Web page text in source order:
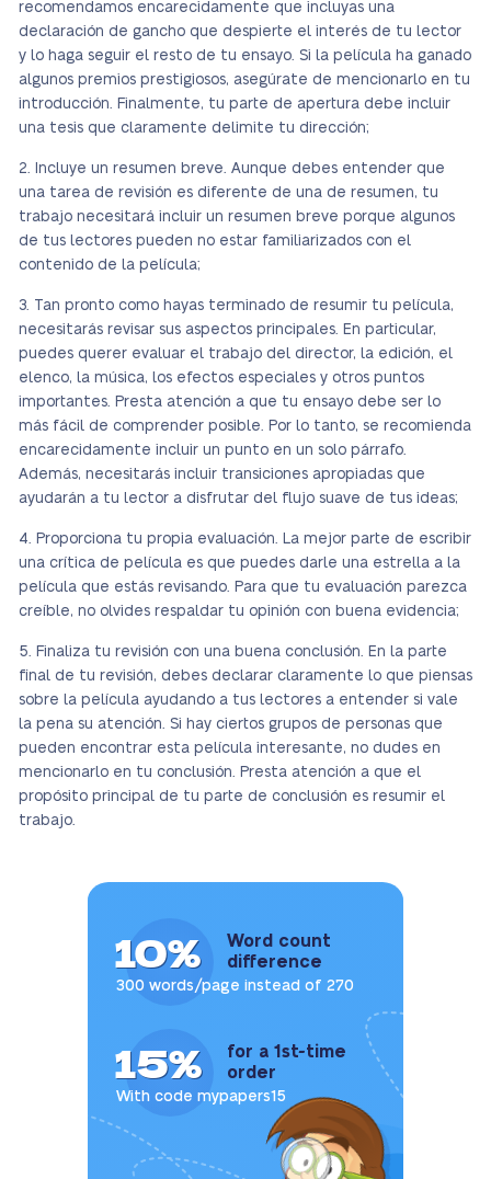
recomendamos encarecidamente que incluyas una
declaración de gancho que despierte el interés de tu lector
y lo haga seguir el resto de tu ensayo. Si la película ha ganado
algunos premios prestigiosos, asegúrate de mencionarlo en tu
introducción. Finalmente, tu parte de apertura debe incluir
una tesis que claramente delimite tu dirección;
Incluye un resumen breve. Aunque debes entender que
una tarea de revisión es diferente de una de resumen, tu
trabajo necesitará incluir un resumen breve porque algunos
de tus lectores pueden no estar familiarizados con el
contenido de la película;
Tan pronto como hayas terminado de resumir tu película,
necesitarás revisar sus aspectos principales. En particular,
puedes querer evaluar el trabajo del director, la edición, el
elenco, la música, los efectos especiales y otros puntos
importantes. Presta atención a que tu ensayo debe ser lo
más fácil de comprender posible. Por lo tanto, se recomienda
encarecidamente incluir un punto en un solo párrafo.
Además, necesitarás incluir transiciones apropiadas que
ayudarán a tu lector a disfrutar del flujo suave de tus ideas;
Proporciona tu propia evaluación. La mejor parte de escribir
una crítica de película es que puedes darle una estrella a la
película que estás revisando. Para que tu evaluación parezca
creíble, no olvides respaldar tu opinión con buena evidencia;
Finaliza tu revisión con una buena conclusión. En la parte
final de tu revisión, debes declarar claramente lo que piensas
sobre la película ayudando a tus lectores a entender si vale
la pena su atención. Si hay ciertos grupos de personas que
pueden encontrar esta película interesante, no dudes en
mencionarlo en tu conclusión. Presta atención a que el
propósito principal de tu parte de conclusión es resumir el
trabajo.
10%
Word count
difference
300 words/page instead of 270
15%
for a 1st-time
order
With code mypapers15